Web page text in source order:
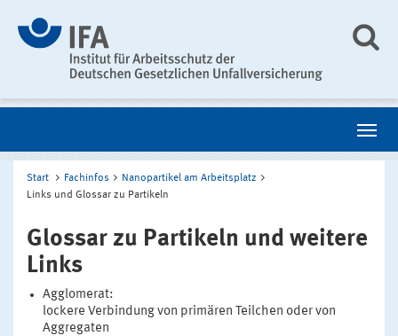
Start Fachinfos
Nanopartikel am Arbeitsplatz
Links und Glossar zu Partikeln
Glossar zu Partikeln und weitere
Links
Agglomerat:
lockere Verbindung von primären Teilchen oder von
Aggregaten